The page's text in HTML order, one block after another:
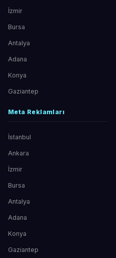
İzmir
Bursa
Antalya
Adana
Konya
Gaziantep
Meta Reklamları
İstanbul
Ankara
İzmir
Bursa
Antalya
Adana
Konya
Gaziantep